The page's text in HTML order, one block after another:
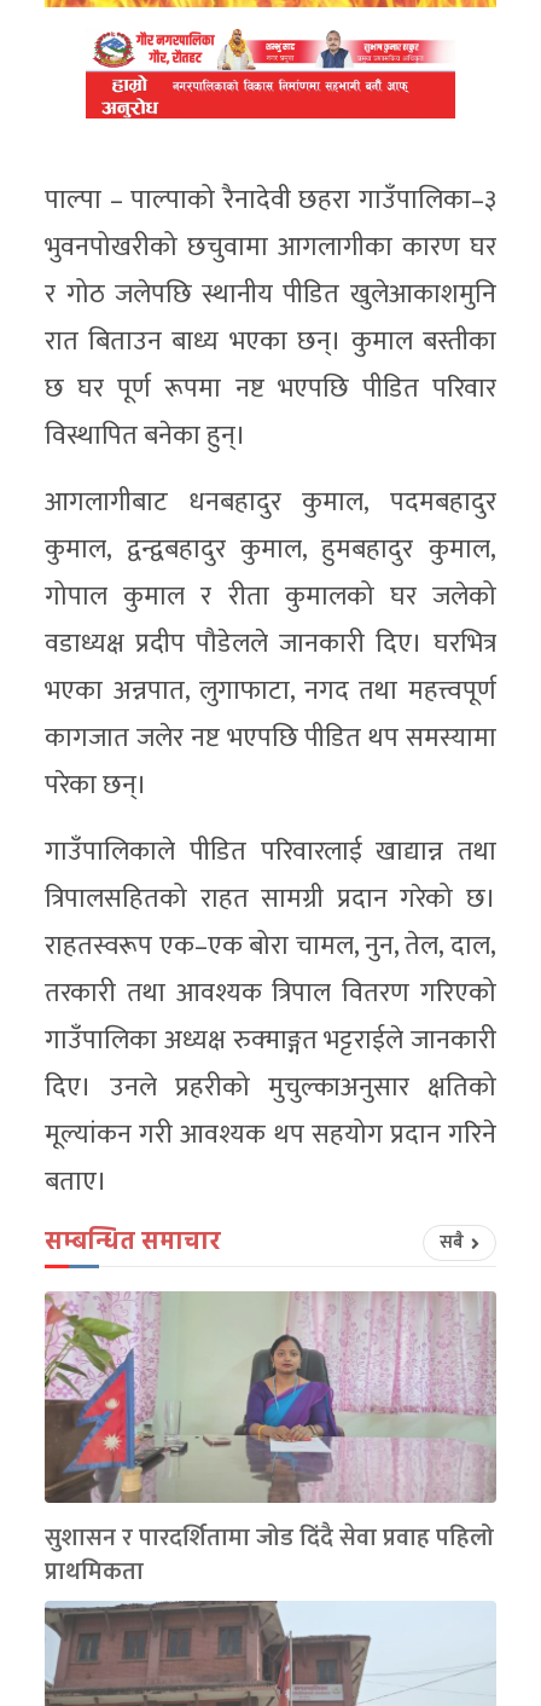
पाल्पा – पाल्पाको रैनादेवी छहरा गाउँपालिका–३
भुवनपोखरीको छचुवामा आगलागीका कारण घर
र गोठ जलेपछि स्थानीय पीडित खुलेआकाशमुनि
रात बिताउन बाध्य भएका छन्। कुमाल बस्तीका
छ घर पूर्ण रूपमा नष्ट भएपछि पीडित परिवार
विस्थापित बनेका हुन्।
आगलागीबाट धनबहादुर कुमाल, पदमबहादुर
कुमाल, द्वन्द्वबहादुर कुमाल, हुमबहादुर कुमाल,
गोपाल कुमाल र रीता कुमालको घर जलेको
वडाध्यक्ष प्रदीप पौडेलले जानकारी दिए। घरभित्र
भएका अन्नपात, लुगाफाटा, नगद तथा महत्त्वपूर्ण
कागजात जलेर नष्ट भएपछि पीडित थप समस्यामा
परेका छन्।
गाउँपालिकाले पीडित परिवारलाई खाद्यान्न तथा
त्रिपालसहितको राहत सामग्री प्रदान गरेको छ।
राहतस्वरूप एक–एक बोरा चामल, नुन, तेल, दाल,
तरकारी तथा आवश्यक त्रिपाल वितरण गरिएको
गाउँपालिका अध्यक्ष रुक्माङ्गत भट्टराईले जानकारी
दिए। उनले प्रहरीको मुचुल्काअनुसार क्षतिको
मूल्यांकन गरी आवश्यक थप सहयोग प्रदान गरिने
बताए।
सम्बन्धित समाचार सबै
सुशासन र पारदर्शितामा जोड दिंदै सेवा प्रवाह पहिलो
प्राथमिकता